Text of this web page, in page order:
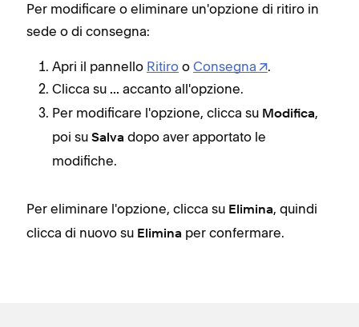
Per modificare o eliminare un'opzione di ritiro in
sede o di consegna:
Apri il pannello Ritiro o Consegna
.
Clicca su ... accanto all'opzione.
Per modificare l'opzione, clicca su Modifica,
poi su Salva dopo aver apportato le
modifiche.
Per eliminare l'opzione, clicca su Elimina, quindi
clicca di nuovo su Elimina per confermare.